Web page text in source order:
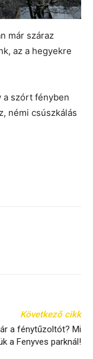
már száraz
az a hegyekre
a szórt fényben
némi csúszkálás
Következő cikk
a fénytűzoltót? Mi
a Fenyves parknál!